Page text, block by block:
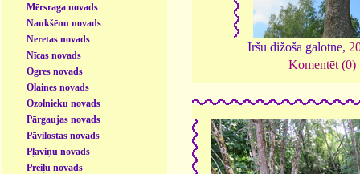
Mērsraga novads
Naukšēnu novads
Neretas novads
Nīcas novads
Ogres novads
Olaines novads
Ozolnieku novads
Pārgaujas novads
Pāvilostas novads
Pļaviņu novads
Preiļu novads
Iršu dižoša galotne,
Komentēt (0)